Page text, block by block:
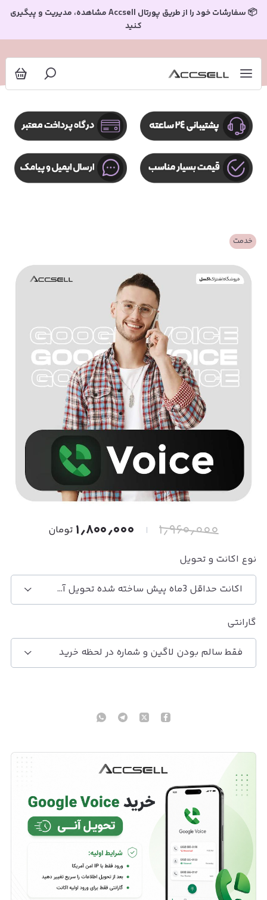
📦 سفارشات خود را از طریق پورتال Accsell مشاهده، مدیریت و پیگیری
کنید
خدمت
۱٫۹۶۰٫۰۰۰ ۱٫۸۰۰٫۰۰۰ تومان
نوع اکانت و تحویل
اکانت حداقل 3ماه پیش ساخته شده تحویل آنی
گارانتی
فقط سالم بودن لاگین و شماره در لحظه خرید